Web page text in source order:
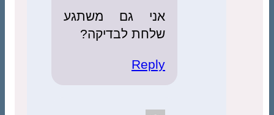
אני גם משתגע
שלחת לבדיקה?
Reply